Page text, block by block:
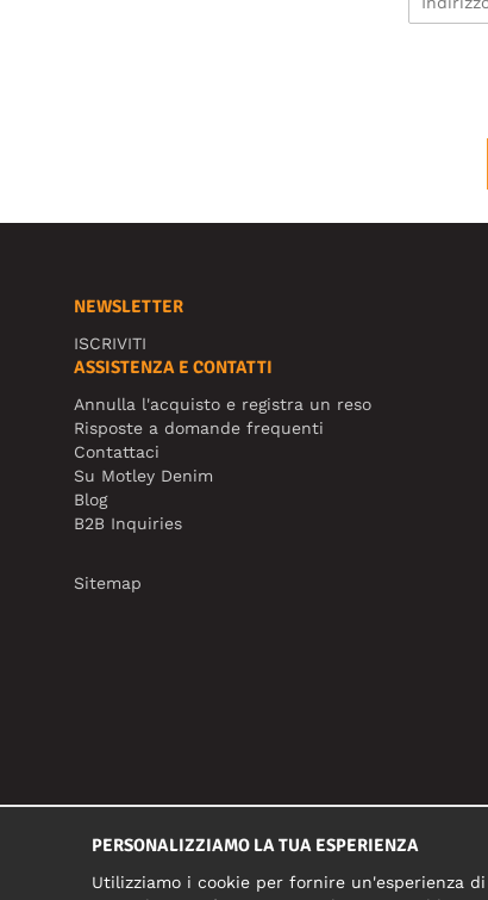
NEWSLETTER
ISCRIVITI
ASSISTENZA E CONTATTI
Annulla l'acquisto e registra un reso
Risposte a domande frequenti
Contattaci
Su Motley Denim
Blog
B2B Inquiries
Sitemap
PERSONALIZZIAMO LA TUA ESPERIENZA
Utilizziamo i cookie per fornire un'esperienza